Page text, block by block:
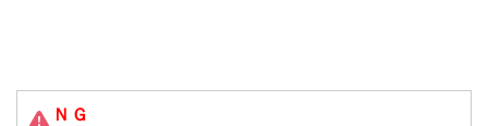
ＮＧ